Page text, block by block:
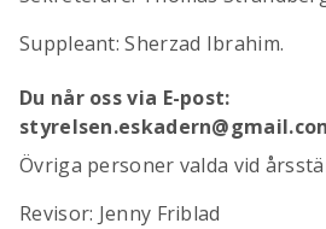
Suppleant: Sherzad Ibrahim.
Du når oss via E-post:
Övriga personer valda vid
Revisor: Jenny Friblad